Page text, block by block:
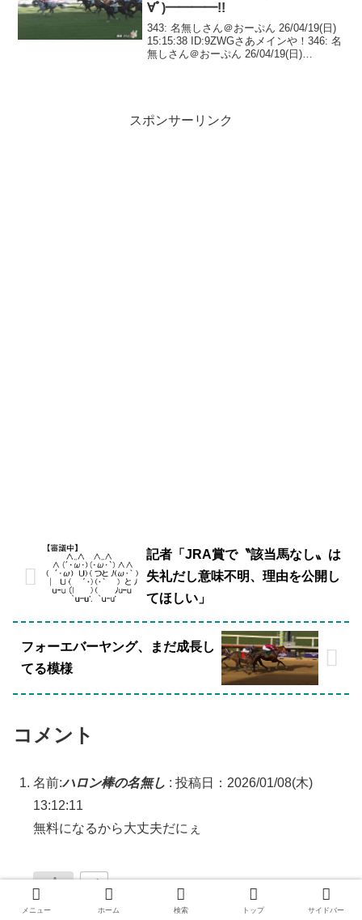
∀ﾟ)━━━━!!
343: 名無しさん＠おーぷん 26/04/19(日)
15:15:38 ID:9ZWGさあメインや！346: 名
無しさん＠おーぷん 26/04/19(日)
スポンサーリンク
記者「JRA賞で〝該当馬なし〟は
失礼だし意味不明、理由を公開し
てほしい」
フォーエバーヤング、まだ成長し
てる模様
コメント
名前:ハロン棒の名無し : 投稿日：2026/01/08(木)
13:12:11
無料になるから大丈夫だにぇ
+1
返信
メニュー ホーム 検索 トップ サイドバー